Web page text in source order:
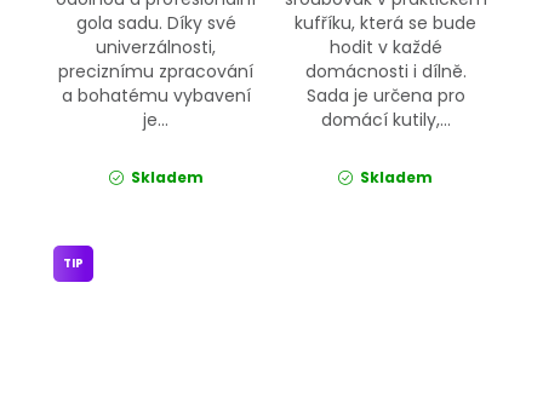
gola sadu. Díky své
univerzálnosti,
preciznímu zpracování
a bohatému vybavení
je...
Skladem
kufříku, která se bude
hodit v každé
domácnosti i dílně.
Sada je určena pro
domácí kutily,...
Skladem
TIP